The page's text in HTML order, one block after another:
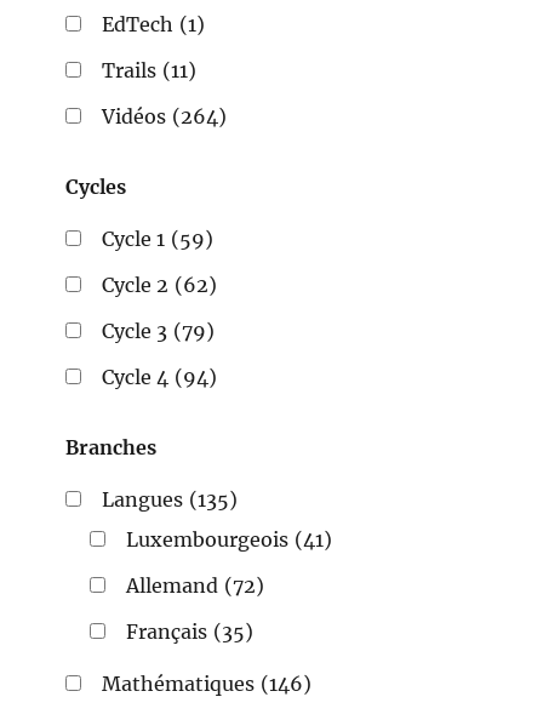
EdTech (1)
Trails (11)
Vidéos (264)
Cycles
Cycle 1 (59)
Cycle 2 (62)
Cycle 3 (79)
Cycle 4 (94)
Branches
Langues (135)
Luxembourgeois (41)
Allemand (72)
Français (35)
Mathématiques (146)